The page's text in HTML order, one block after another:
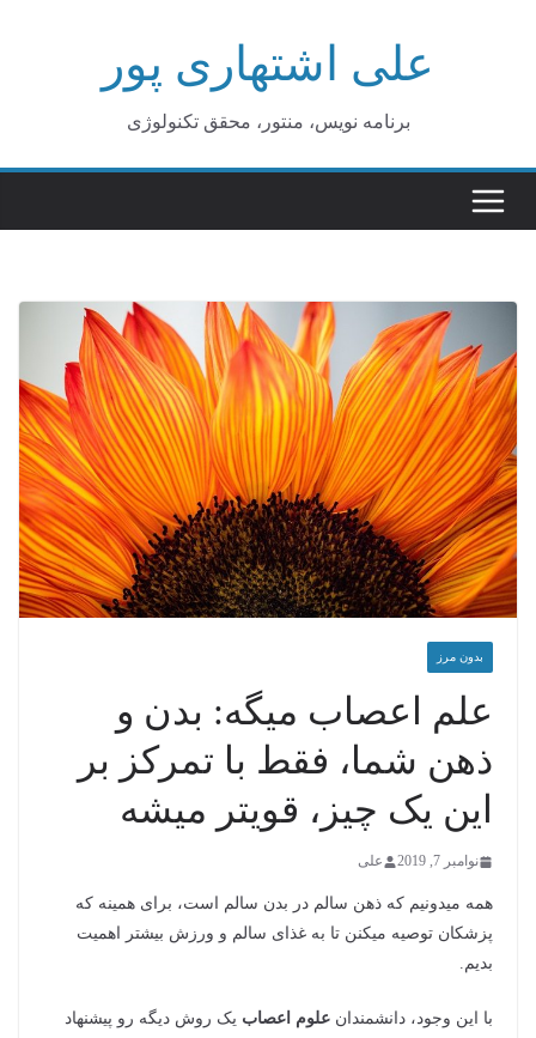
علی اشتهاری پور
برنامه نویس، منتور، محقق تکنولوژی
بدون مرز
علم اعصاب میگه: بدن و
ذهن شما، فقط با تمرکز بر
این یک چیز، قویتر میشه
نوامبر 7, 2019 علی
همه میدونیم که ذهن سالم در بدن سالم است، برای همینه که
پزشکان توصیه میکنن تا به غذای سالم و ورزش بیشتر اهمیت
بدیم.
با این وجود، دانشمندان علوم اعصاب یک روش دیگه رو پیشنهاد